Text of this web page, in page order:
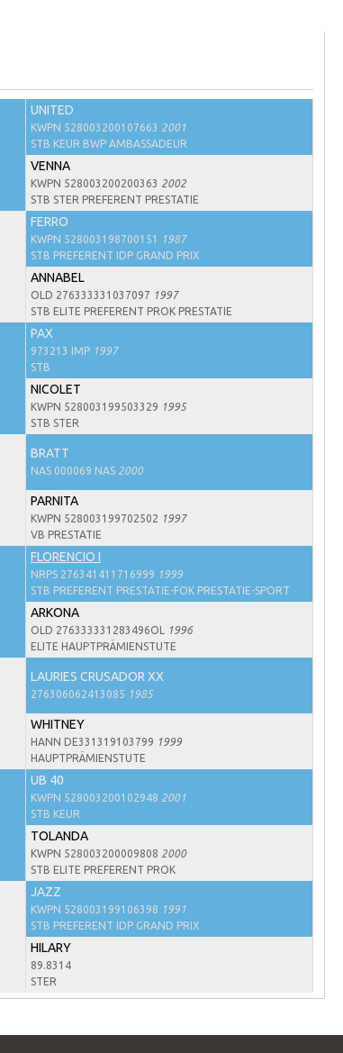
UNITED
KWPN 528003200107663 2001
STB KEUR BWP AMBASSADEUR
VENNA
KWPN 528003200200363 2002
STB STER PREFERENT PRESTATIE
FERRO
KWPN 528003198700151
1987
STB PREFERENT IDP GRAND PRIX
ANNABEL
OLD 276333331037097 1997
STB ELITE PREFERENT PROK PRESTATIE
PAX
973213 IMP 1997
STB
NICOLET
KWPN 528003199503329 1995
STB STER
BRATT
NAS 000069 NAS 2000
PARNITA
KWPN 528003199702502 1997
VB PRESTATIE
FLORENCIO I
NRPS 276341411716999 1999
STB PREFERENT PRESTATIE-FOK PRESTATIE-SPORT
ARKONA
OLD 276333331283496OL
1996
ELITE HAUPTPRÄMIENSTUTE
LAURIES CRUSADOR XX
276306062413085 1985
WHITNEY
HANN DE331319103799 1999
HAUPTPRÄMIENSTUTE
UB 40
KWPN 528003200102948 2001
STB KEUR
TOLANDA
KWPN 528003200009808 2000
STB ELITE PREFERENT PROK
JAZZ
KWPN 528003199106398 1991
STB PREFERENT IDP GRAND PRIX
HILARY
89.8314
STER